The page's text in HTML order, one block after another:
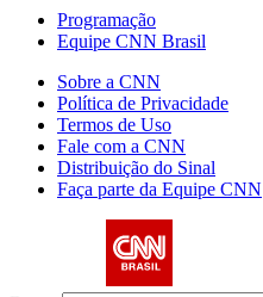
Programação
Equipe CNN Brasil
Sobre a CNN
Política de Privacidade
Termos de Uso
Fale com a CNN
Distribuição do Sinal
Faça parte da Equipe CNN